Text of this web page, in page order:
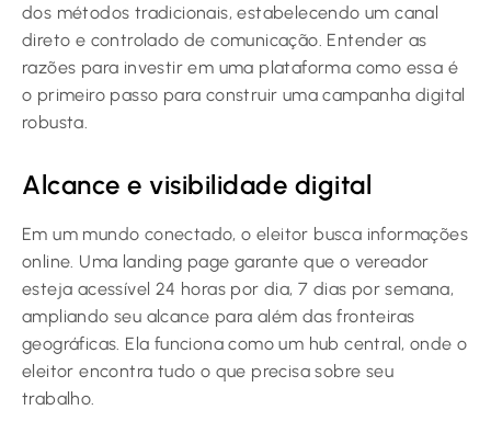
dos métodos tradicionais, estabelecendo um canal
direto e controlado de comunicação. Entender as
razões para investir em uma plataforma como essa é
o primeiro passo para construir uma campanha digital
robusta.
Alcance e visibilidade digital
Em um mundo conectado, o eleitor busca informações
online. Uma landing page garante que o vereador
esteja acessível 24 horas por dia, 7 dias por semana,
ampliando seu alcance para além das fronteiras
geográficas. Ela funciona como um hub central, onde o
eleitor encontra tudo o que precisa sobre seu
trabalho.